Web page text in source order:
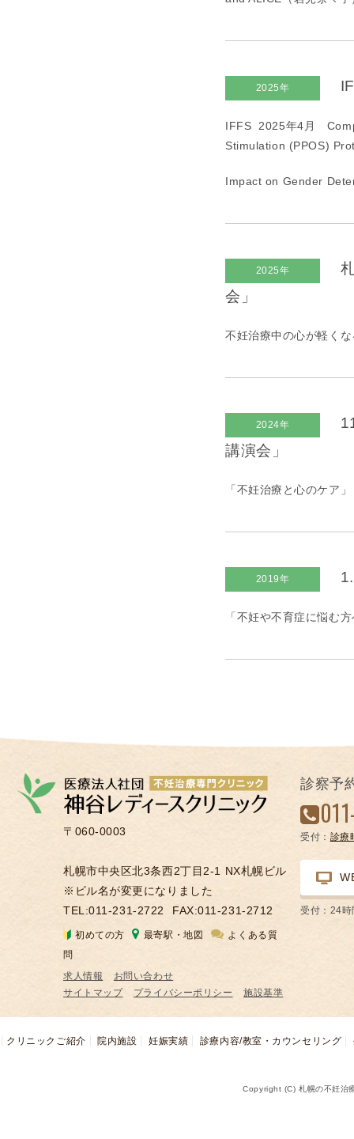
2025年
IFFS 2025年4 月
Stimulation (PPOS)
Impact on Gender
2025年
会」
不妊治療中の心が軽く
2024年
講演会」
「不妊治療と心のケア
2019年
「不妊や不育症に悩む
〒060-0003
札幌市中央区北3条西2丁目2-1 NX札幌ビル
※ビル名が変更になりました
TEL:011-231-2722
FAX:011-231-2712
初めての方 最寄駅・地図
よくある質
問
求人情報
お問い合わせ
サイトマップ
プライバシーポリシー 施設基準
診察予
受付： 診療
受付：24時
クリニックご紹介 院内施設 妊娠実績 診療内容/教室・カウンセリング
Copyright (C) 札幌の不妊治